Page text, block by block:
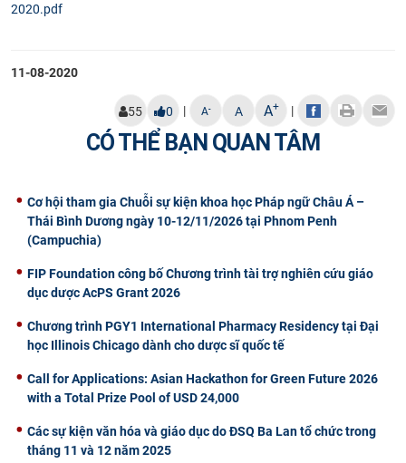
HTQT
CỰU NGƯỜI HỌC
2020.pdf
11-08-2020
55 0 | A- A A+ |
CÓ THỂ BẠN QUAN TÂM
Cơ hội tham gia Chuỗi sự kiện khoa học Pháp ngữ Châu Á –
Thái Bình Dương ngày 10-12/11/2026 tại Phnom Penh
(Campuchia)
FIP Foundation công bố Chương trình tài trợ nghiên cứu giáo
dục dược AcPS Grant 2026
Chương trình PGY1 International Pharmacy Residency tại Đại
học Illinois Chicago dành cho dược sĩ quốc tế
Call for Applications: Asian Hackathon for Green Future 2026
with a Total Prize Pool of USD 24,000
Các sự kiện văn hóa và giáo dục do ĐSQ Ba Lan tổ chức trong
tháng 11 và 12 năm 2025